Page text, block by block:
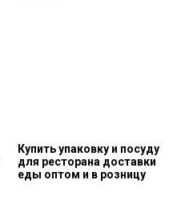
Купить упаковку и посуду
для ресторана доставки
еды оптом и в розницу